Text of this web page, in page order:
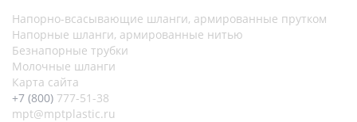
Напорно-всасывающие шланги, армированные прутком
Напорные шланги, армированные нитью
Безнапорные трубки
Молочные шланги
Карта сайта
+7 (800) 777-51-38
mpt@mptplastic.ru